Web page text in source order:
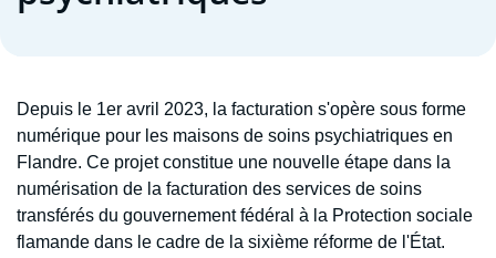
Depuis le 1er avril 2023, la facturation s'opère sous forme
numérique pour les maisons de soins psychiatriques en
Flandre. Ce projet constitue une nouvelle étape dans la
numérisation de la facturation des services de soins
transférés du gouvernement fédéral à la Protection sociale
flamande dans le cadre de la sixième réforme de l'État.